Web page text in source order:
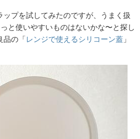
ップを試してみたのですが、うまく扱
と使いやすいものはないかな〜と探し
品の「レンジで使えるシリコーン蓋 」